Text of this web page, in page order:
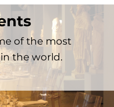
of the most
the world.